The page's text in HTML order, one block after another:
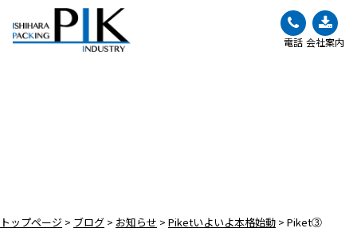
電話 会社案内
トップページ > ブログ > お知らせ > Piketいよいよ本格始動 > Piket③